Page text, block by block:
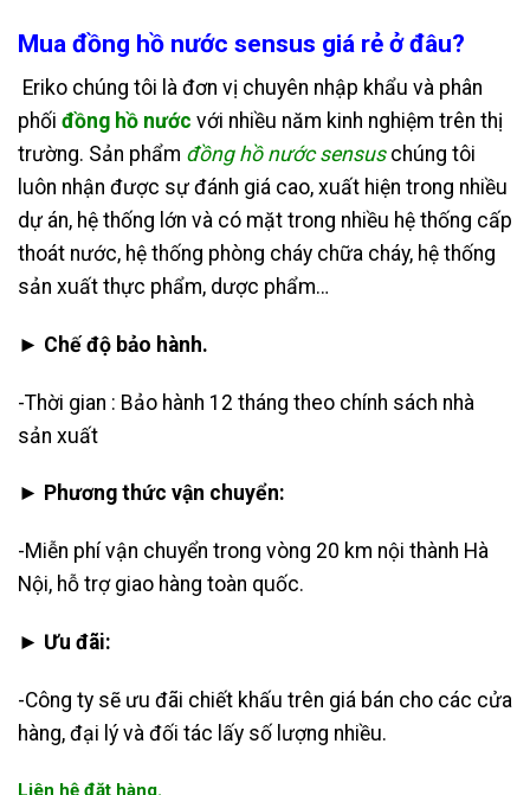
Mua đồng hồ nước sensus giá rẻ ở đâu?
Eriko chúng tôi là đơn vị chuyên nhập khẩu và phân
phối đồng hồ nước với nhiều năm kinh nghiệm trên thị
trường. Sản phẩm đồng hồ nước sensuschúng tôi
luôn nhận được sự đánh giá cao, xuất hiện trong nhiều
dự án, hệ thống lớn và có mặt trong nhiều hệ thống cấp
thoát nước, hệ thống phòng cháy chữa cháy, hệ thống
sản xuất thực phẩm, dược phẩm…
► Chế độ bảo hành.
-Thời gian : Bảo hành 12 tháng theo chính sách nhà
sản xuất
► Phương thức vận chuyển:
-Miễn phí vận chuyển trong vòng 20 km nội thành Hà
Nội, hỗ trợ giao hàng toàn quốc.
► Ưu đãi:
-Công ty sẽ ưu đãi chiết khấu trên giá bán cho các cửa
hàng, đại lý và đối tác lấy số lượng nhiều.
Liên hệ đặt hàng.